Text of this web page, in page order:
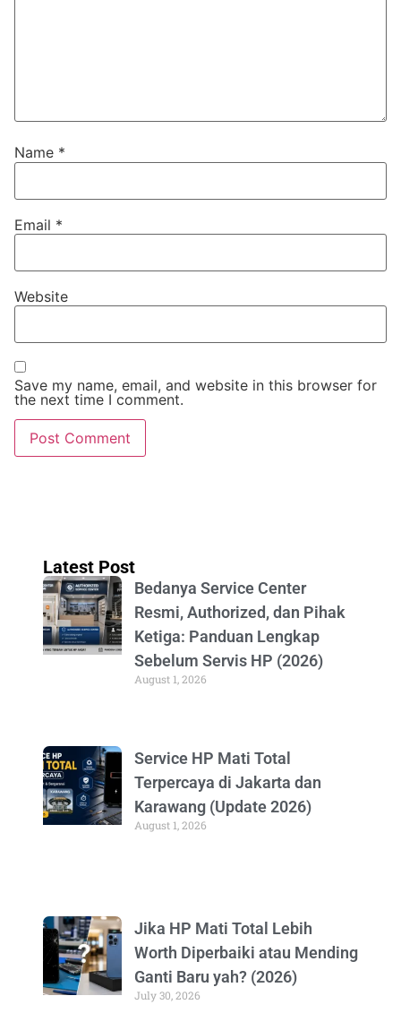
Name *
Email *
Website
Save my name, email, and website in this browser for
the next time I comment.
Latest Post
Bedanya Service Center
Resmi, Authorized, dan Pihak
Ketiga: Panduan Lengkap
Sebelum Servis HP (2026)
August 1, 2026
Service HP Mati Total
Terpercaya di Jakarta dan
Karawang (Update 2026)
August 1, 2026
Jika HP Mati Total Lebih
Worth Diperbaiki atau Mending
Ganti Baru yah? (2026)
July 30, 2026